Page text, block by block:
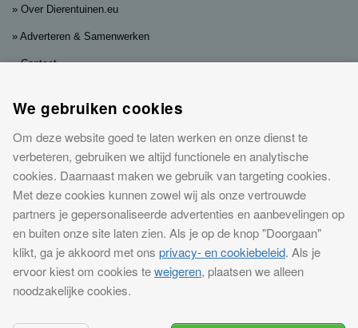
» Over Dierentuinen.eu
» Adverteren & Samenwerken
» Contact
Leuke dagjes en nachtjes weg bij
dierentuinen
OpDierentuinen.euvind je de leukste dierentuinen in Nederland en in
Europa. Koop eenvoudigdierentuin kaartjes met kortingen bespaar
eenvoudig. En wil je je uitje echt speciaal maken? Bekijk dan de
mogelijkheden om in de buurt van een dierentuin te overnachten. Van
eenhotel dichtbij de dierentuin tot eenbungalowpark. Dat is genieten
voor jong en oud!
We gebruiken cookies
Om deze website goed te laten werken en onze dienst te
verbeteren, gebruiken we altijd functionele en analytische
cookies. Daarnaast maken we gebruik van targeting cookies.
Met deze cookies kunnen zowel wij als onze vertrouwde
partners je gepersonaliseerde advertenties en aanbevelingen op
en buiten onze site laten zien. Als je op de knop "Doorgaan"
klikt, ga je akkoord met ons privacy- en cookiebeleid. Als je
ervoor kiest om cookies teweigeren, plaatsen we alleen
noodzakelijke cookies.